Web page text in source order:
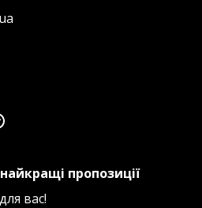
пропозиції
вас!